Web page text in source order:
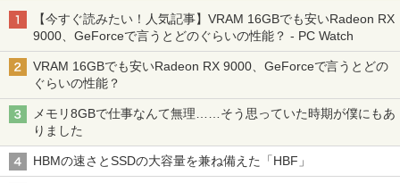
【今すぐ読みたい！人気記事】VRAM 16GBでも安いRadeon RX
9000、GeForceで言うとどのぐらいの性能？ - PC Watch
VRAM 16GBでも安いRadeon RX 9000、GeForceで言うとどの
ぐらいの性能？
メモリ8GBで仕事なんて無理……そう思っていた時期が僕にもあ
りました
HBMの速さとSSDの大容量を兼ね備えた「HBF」